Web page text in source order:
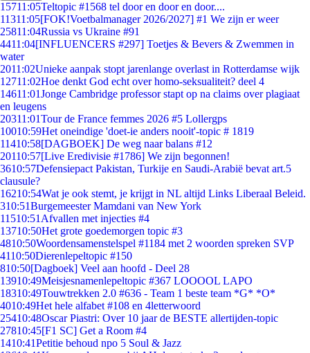
15711:05Teltopic #1568 tel door en door en door....
11311:05[FOK!Voetbalmanager 2026/2027] #1 We zijn er weer
25811:04Russia vs Ukraine #91
4411:04[INFLUENCERS #297] Toetjes & Bevers & Zwemmen in
water
2011:02Unieke aanpak stopt jarenlange overlast in Rotterdamse wijk
12711:02Hoe denkt God echt over homo-seksualiteit? deel 4
14611:01Jonge Cambridge professor stapt op na claims over plagiaat
en leugens
20311:01Tour de France femmes 2026 #5 Lollergps
10010:59Het oneindige 'doet-ie anders nooit'-topic # 1819
11410:58[DAGBOEK] De weg naar balans #12
20110:57[Live Eredivisie #1786] We zijn begonnen!
3610:57Defensiepact Pakistan, Turkije en Saudi-Arabië bevat art.5
clausule?
16210:54Wat je ook stemt, je krijgt in NL altijd Links Liberaal Beleid.
310:51Burgemeester Mamdani van New York
11510:51 Afvallen met injecties #4
13710:50Het grote goedemorgen topic #3
4810:50Woordensamenstelspel #1184 met 2 woorden spreken SVP
4110:50Dierenlepeltopic #150
810:50[Dagboek] Veel aan hoofd - Deel 28
13910:49Meisjesnamenlepeltopic #367 LOOOOL LAPO
18310:49Touwtrekken 2.0 #636 - Team 1 beste team *G* *O*
4010:49Het hele alfabet #108 en 4letterwoord
25410:48Oscar Piastri: Over 10 jaar de BESTE allertijden-topic
27810:45[F1 SC] Get a Room #4
1410:41Petitie behoud npo 5 Soul & Jazz